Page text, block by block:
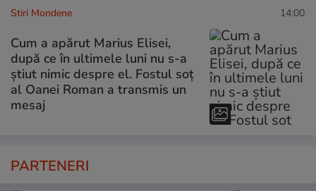
Stiri Mondene 14:00
Cum a apărut Marius Elisei,
după ce în ultimele luni nu s-a
știut nimic despre el. Fostul soț
al Oanei Roman a transmis un
mesaj
PARTENERI